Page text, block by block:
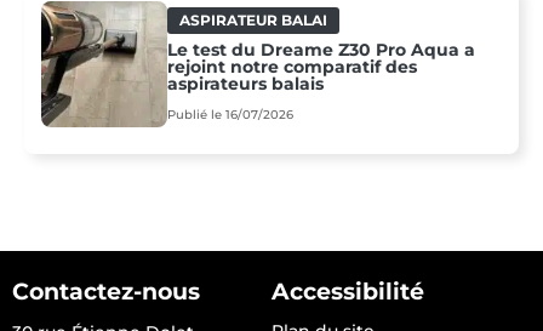
ASPIRATEUR BALAI
Le test du Dreame Z30 Pro Aqua a
rejoint notre comparatif des
aspirateurs balais
Publié le 16/07/2026
Contactez-nous Accessibilité